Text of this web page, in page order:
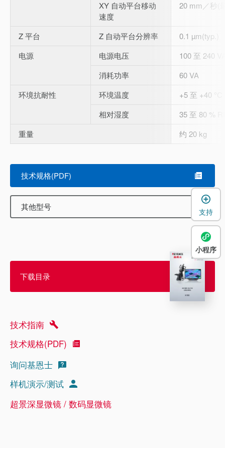
XY 自动平台移动
速度
20 mm／秒(
Z 平台 Z 自动平台分辨率
0.1 µm(typ.)
电源
电源电压
100 至 240
消耗功率
60 VA
环境抗耐性
环境温度
+5 至 +40 °C
相对湿度
35 至 80 %
重量
约 20 kg
技术规格(PDF)
其他型号
下载目录
技术指南
技术规格(PDF)
询问基恩士
样机演示/测试
超景深显微镜 / 数码显微镜
支持
小程序